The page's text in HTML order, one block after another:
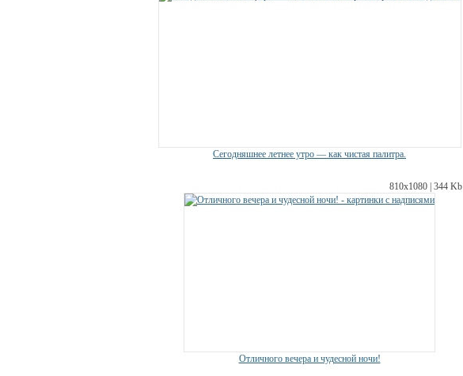
Сегодняшнее летнее утро — как чистая палитра.
810х1080 | 344 Kb
Отличного вечера и чудесной ночи!